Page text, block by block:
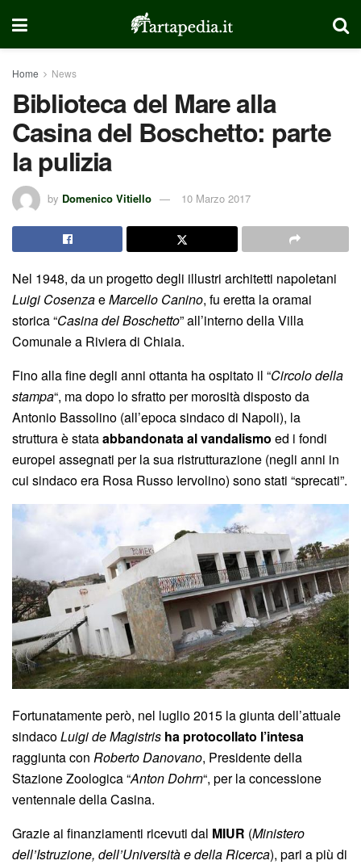
Home News
Biblioteca del Mare alla
Casina del Boschetto: parte
la pulizia
by Domenico Vitiello 10 Marzo 2017
Nel 1948, da un progetto degli illustri architetti napoletani
Luigi CosenzaeMarcello Canino, fu eretta la oramai
storica “Casina del Boschetto” all’interno della Villa
Comunale a Riviera di Chiaia.
Fino alla fine degli anni ottanta ha ospitato il “Circolo della
stampa“, ma dopo lo sfratto per morosità disposto da
Antonio Bassolino (all’epoca sindaco di Napoli), la
struttura è stataabbandonata al vandalismo ed i fondi
europei assegnati per la sua ristrutturazione (negli anni in
cui sindaco era Rosa Russo Iervolino) sono stati “sprecati”.
Fortunatamente però, nel luglio 2015 la giunta dell’attuale
sindacoLuigi de Magistris ha protocollato l’intesa
raggiunta con Roberto Danovano, Presidente della
Stazione Zoologica “Anton Dohrn“, per la concessione
ventennale della Casina.
Grazie ai finanziamenti ricevuti dal MIUR (Ministero
dell’Istruzione, dell’Università e della Ricerca), pari a più di